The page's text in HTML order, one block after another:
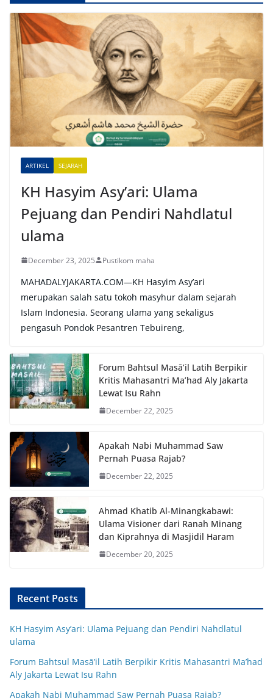
l
t
v
ARTIKEL SEJARAH
KH Hasyim Asy’ari: Ulama
Pejuang dan Pendiri Nahdlatul
ulama
December 23, 2025 Pustikom maha
MAHADALYJAKARTA.COM—KH Hasyim Asy’ari
merupakan salah satu tokoh masyhur dalam sejarah
Islam Indonesia. Seorang ulama yang sekaligus
pengasuh Pondok Pesantren Tebuireng,
Forum Bahtsul Masā’il Latih Berpikir
Kritis Mahasantri Ma’had Aly Jakarta
Lewat Isu Rahn
December 22, 2025
Apakah Nabi Muhammad Saw
Pernah Puasa Rajab?
December 22, 2025
Ahmad Khatib Al-Minangkabawi:
Ulama Visioner dari Ranah Minang
dan Kiprahnya di Masjidil Haram
December 20, 2025
Recent Posts
KH Hasyim Asy’ari: Ulama Pejuang dan Pendiri Nahdlatul
ulama
Forum Bahtsul Masā’il Latih Berpikir Kritis Mahasantri Ma’had
Aly Jakarta Lewat Isu Rahn
Apakah Nabi Muhammad Saw Pernah Puasa Rajab?